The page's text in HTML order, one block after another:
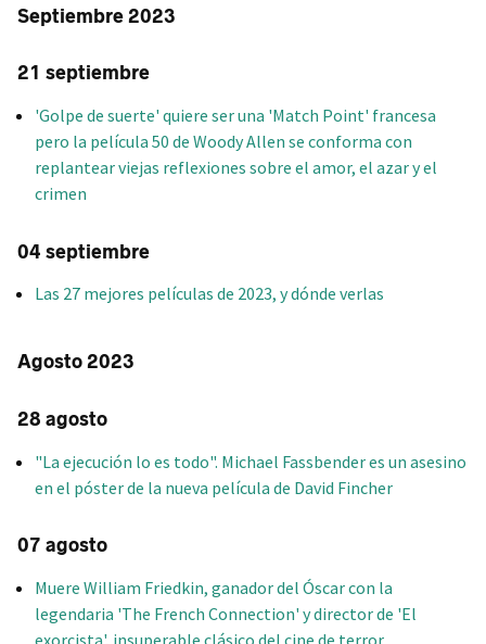
Septiembre 2023
21 septiembre
'Golpe de suerte' quiere ser una 'Match Point' francesa
pero la película 50 de Woody Allen se conforma con
replantear viejas reflexiones sobre el amor, el azar y el
crimen
04 septiembre
Las 27 mejores películas de 2023, y dónde verlas
Agosto 2023
28 agosto
"La ejecución lo es todo". Michael Fassbender es un asesino
en el póster de la nueva película de David Fincher
07 agosto
Muere William Friedkin, ganador del Óscar con la
legendaria 'The French Connection' y director de 'El
exorcista', insuperable clásico del cine de terror